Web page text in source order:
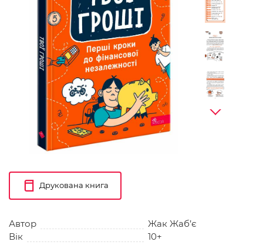
Друкована книга
Автор
Жак Жаб’є
Вік
10+